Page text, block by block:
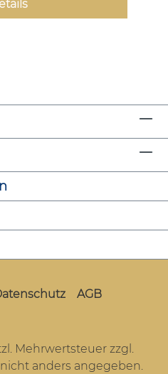
AGB
Mehrwertsteuer zzgl.
anders angegeben.